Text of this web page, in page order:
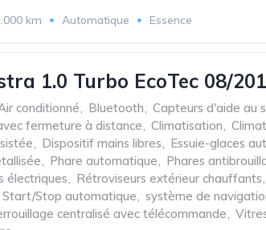
km Automatique Essence
1.0 Turbo EcoTec 08/
conditionné, Bluetooth, Capteurs d'aide au
fermeture à distance, Climatisation,
, Dispositif mains libres, Essuie-glaces
, Phare automatique, Phares
électriques, Rétroviseurs extérieur chauffants,
Start/Stop automatique, système de
centralisé avec télécommande,